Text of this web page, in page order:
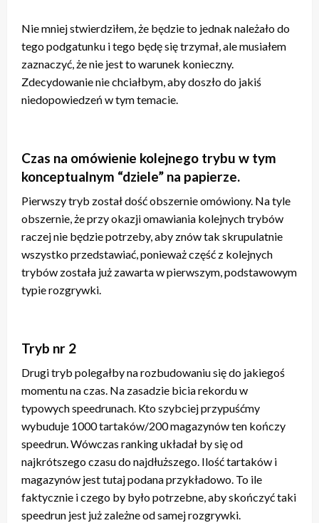
Nie mniej stwierdziłem, że będzie to jednak należało do
tego podgatunku i tego będę się trzymał, ale musiałem
zaznaczyć, że nie jest to warunek konieczny.
Zdecydowanie nie chciałbym, aby doszło do jakiś
niedopowiedzeń w tym temacie.
Czas na omówienie kolejnego trybu w tym
konceptualnym “dziele” na papierze.
Pierwszy tryb został dość obszernie omówiony. Na tyle
obszernie, że przy okazji omawiania kolejnych trybów
raczej nie będzie potrzeby, aby znów tak skrupulatnie
wszystko przedstawiać, ponieważ część z kolejnych
trybów została już zawarta w pierwszym, podstawowym
typie rozgrywki.
Tryb nr 2
Drugi tryb polegałby na rozbudowaniu się do jakiegoś
momentu na czas. Na zasadzie bicia rekordu w
typowych speedrunach. Kto szybciej przypuśćmy
wybuduje 1000 tartaków/200 magazynów ten kończy
speedrun. Wówczas ranking układał by się od
najkrótszego czasu do najdłuższego. Ilość tartaków i
magazynów jest tutaj podana przykładowo. To ile
faktycznie i czego by było potrzebne, aby skończyć taki
speedrun jest już zależne od samej rozgrywki.